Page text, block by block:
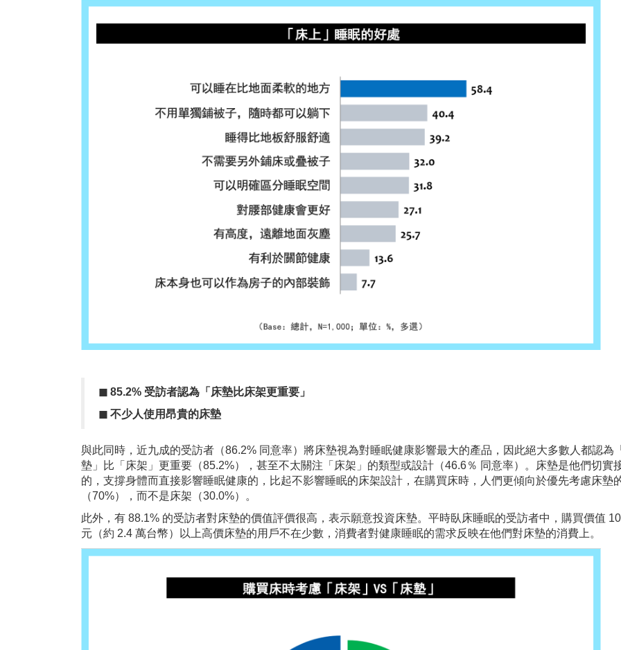
◼︎ 85.2% 受訪者認為「床墊比床架更重要」
◼︎ 不少人使用昂貴的床墊
與此同時，近九成的受訪者（86.2% 同意率）將床墊視為對睡眠健康影響最大的產品，因此絕大多數人都認為
墊」比「床架」更重要（85.2%），甚至不太關注「床架」的類型或設計（46.6％ 同意率）。床墊是他們切實
的，支撐身體而直接影響睡眠健康的，比起不影響睡眠的床架設計，在購買床時，人們更傾向於優先考慮床墊
（70%），而不是床架（30.0%）。
此外，有 88.1% 的受訪者對床墊的價值評價很高，表示願意投資床墊。平時臥床睡眠的受訪者中，購買價值
元（約 2.4 萬台幣）以上高價床墊的用戶不在少數，消費者對健康睡眠的需求反映在他們對床墊的消費上。